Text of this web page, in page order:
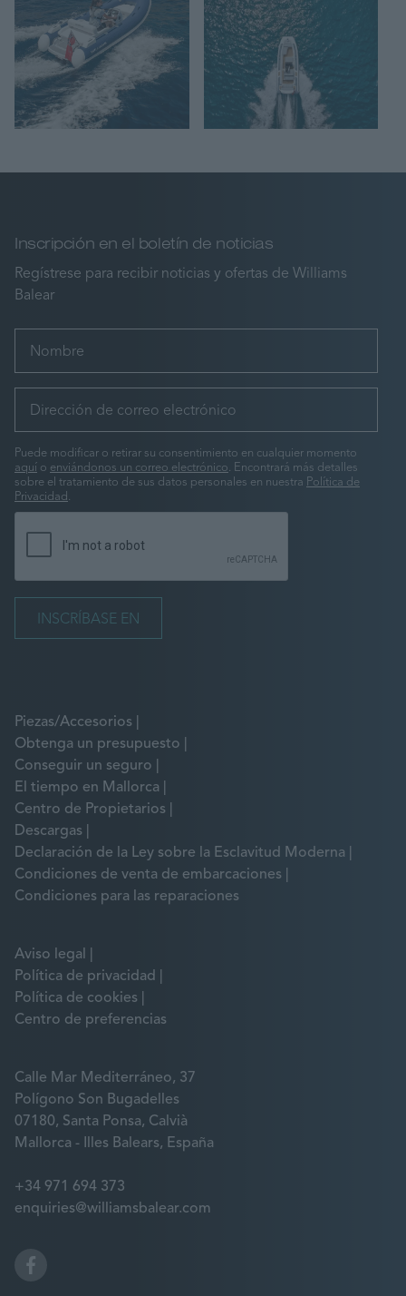
Inscripción en el boletín de noticias
Regístrese para recibir noticias y ofertas de Williams
Balear
Puede modificar o retirar su consentimiento en cualquier momento
aquí o enviándonos un correo electrónico. Encontrará más detalles
sobre el tratamiento de sus datos personales en nuestra Política de
Privacidad .
Piezas/Accesorios
Obtenga un presupuesto
Conseguir un seguro
El tiempo en Mallorca
Centro de Propietarios
Descargas
Declaración de la Ley sobre la Esclavitud Moderna
Condiciones de venta de embarcaciones
Condiciones para las reparaciones
Aviso legal
Política de privacidad
Política de cookies
Centro de preferencias
Calle Mar Mediterráneo, 37
Polígono Son Bugadelles
07180, Santa Ponsa, Calvià
Mallorca - Illes Balears, España
+34 971 694 373
enquiries@williamsbalear.com